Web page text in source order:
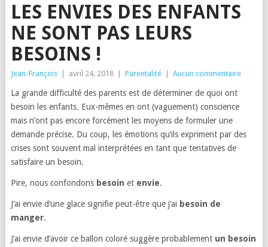
LES ENVIES DES ENFANTS
NE SONT PAS LEURS
BESOINS !
Jean-François avril 24, 2018 Parentalité Aucun commentaire
La grande difficulté des parents est de déterminer de quoi ont
besoin les enfants. Eux-mêmes en ont (vaguement) conscience
mais n’ont pas encore forcément les moyens de formuler une
demande précise. Du coup, les émotions qu’ils expriment par des
crises sont souvent mal interprétées en tant que tentatives de
satisfaire un besoin.
Pire, nous confondons besoin et envie.
J’ai envie d’une glace signifie peut-être que j’ai besoin de
manger.
J’ai envie d’avoir ce ballon coloré suggère probablement un besoin